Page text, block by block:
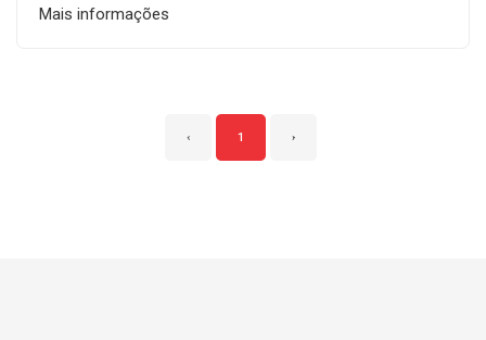
Mais informações
‹ 1 ›